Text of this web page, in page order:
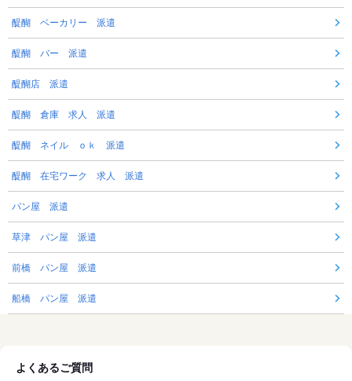
醍醐 ベーカリー 派遣
醍醐 バー 派遣
醍醐店 派遣
醍醐 倉庫 求人 派遣
醍醐 ネイル ｏｋ 派遣
醍醐 在宅ワーク 求人 派遣
パン屋 派遣
草津 パン屋 派遣
前橋 パン屋 派遣
船橋 パン屋 派遣
よくあるご質問